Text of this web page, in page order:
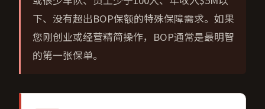
下、没有超出BOP保额的特殊保障需求。如果
您刚创业或经营精简操作，BOP通常是最明智
的第一张保单。